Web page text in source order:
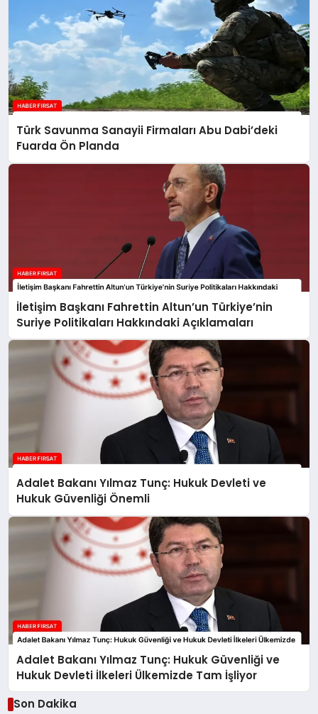
Türk Savunma Sanayii Firmaları Abu Dabi’deki
Fuarda Ön Planda
İletişim Başkanı Fahrettin Altun’un Türkiye’nin
Suriye Politikaları Hakkındaki Açıklamaları
Adalet Bakanı Yılmaz Tunç: Hukuk Devleti ve
Hukuk Güvenliği Önemli
Adalet Bakanı Yılmaz Tunç: Hukuk Güvenliği ve
Hukuk Devleti İlkeleri Ülkemizde Tam İşliyor
Son Dakika